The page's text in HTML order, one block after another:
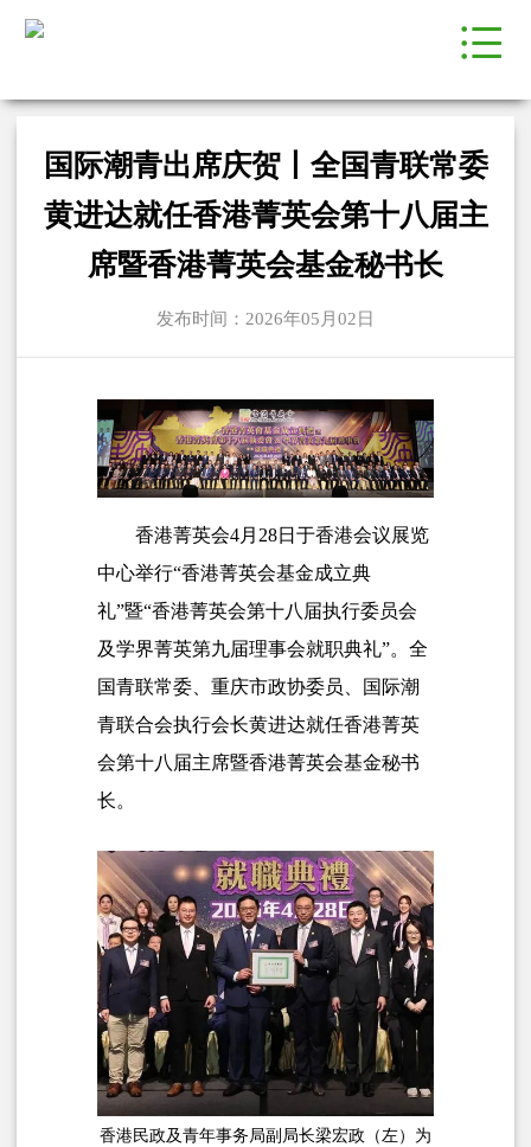
国际潮青出席庆贺丨全国青联常委
黄进达就任香港菁英会第十八届主
席暨香港菁英会基金秘书长
发布时间：2026年05月02日
香港菁英会4月28日于香港会议展览
中心举行“香港菁英会基金成立典
礼”暨“香港菁英会第十八届执行委员会
及学界菁英第九届理事会就职典礼”。全
国青联常委、重庆市政协委员、国际潮
青联合会执行会长黄进达就任香港菁英
会第十八届主席暨香港菁英会基金秘书
长。
香港民政及青年事务局副局长梁宏政（左）为